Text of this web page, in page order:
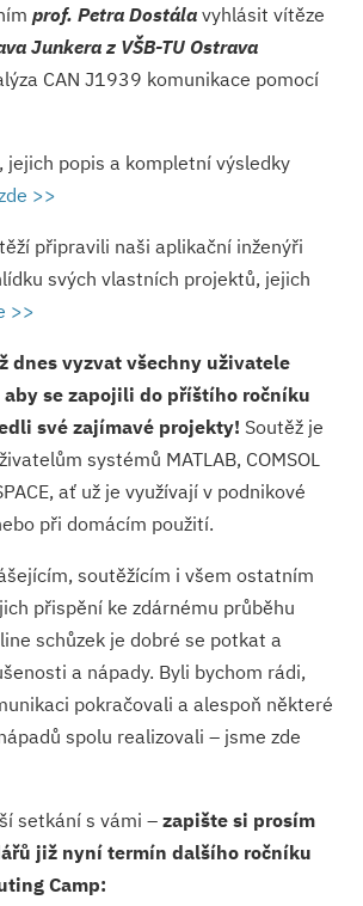
prof. Petra Dostála vyhlásit vítěze
Junkera z VŠB-TU Ostrava
CAN J1939 komunikace pomocí
jejich popis a kompletní výsledky
>>
připravili naši aplikační inženýři
svých vlastních projektů, jejich
>>
dnes vyzvat všechny uživatele
se zapojili do příštího ročníku
své zajímavé projekty! Soutěž je
systémů MATLAB, COMSOL
ať už je využívají v podnikové
při domácím použití.
soutěžícím i všem ostatním
přispění ke zdárnému průběhu
schůzek je dobré se potkat a
a nápady. Byli bychom rádi,
pokračovali a alespoň některé
spolu realizovali – jsme zde
setkání s vámi –zapište si prosím
již nyní termín dalšího ročníku
Camp: